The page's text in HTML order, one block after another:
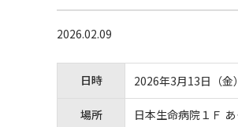
2026.02.09
日時 2026年3月13日（
場所 日本生命病院１Ｆ